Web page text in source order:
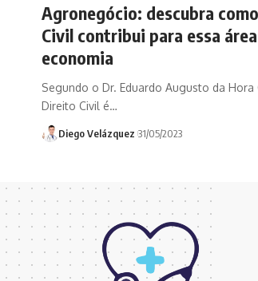
Agronegócio: descubra
Civil contribui para essa
economia
Segundo o Dr. Eduardo Augusto da Hora
Direito Civil é…
Diego Velázquez 31/05/2023